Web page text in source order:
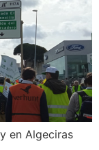
en Algeciras